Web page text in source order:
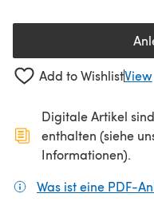
Add to WishlistView
Digitale Artikel
enthalten (siehe
Informationen).
Was ist eine PDF-